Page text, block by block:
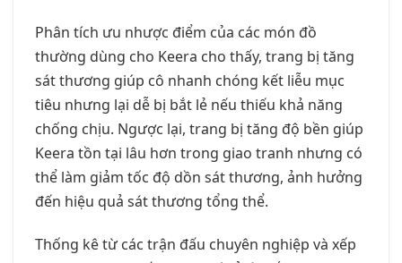
Phân tích ưu nhược điểm của các món đồ
thường dùng cho Keera cho thấy, trang bị tăng
sát thương giúp cô nhanh chóng kết liễu mục
tiêu nhưng lại dễ bị bắt lẻ nếu thiếu khả năng
chống chịu. Ngược lại, trang bị tăng độ bền giúp
Keera tồn tại lâu hơn trong giao tranh nhưng có
thể làm giảm tốc độ dồn sát thương, ảnh hưởng
đến hiệu quả sát thương tổng thể.
Thống kê từ các trận đấu chuyên nghiệp và xếp